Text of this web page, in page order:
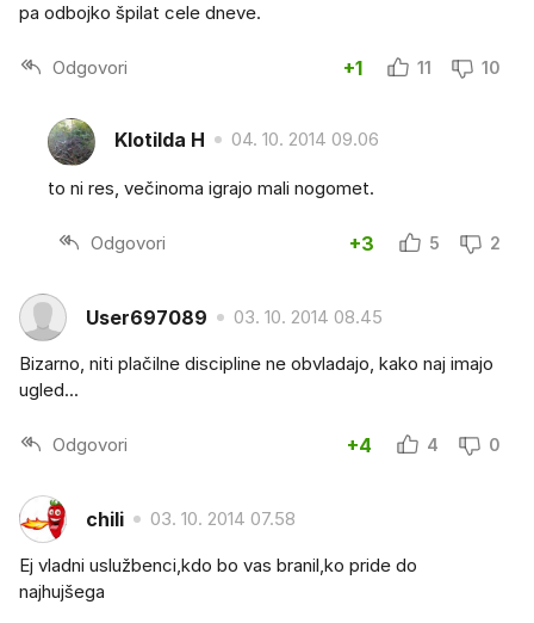
pa odbojko špilat cele dneve.
Odgovori +1 11 10
Klotilda H 04. 10. 2014 09.06
to ni res, večinoma igrajo mali nogomet.
Odgovori +3 5 2
User697089 03. 10. 2014 08.45
Bizarno, niti plačilne discipline ne obvladajo, kako naj imajo
ugled...
Odgovori +4 4 0
chili 03. 10. 2014 07.58
Ej vladni uslužbenci,kdo bo vas branil,ko pride do
najhujšega